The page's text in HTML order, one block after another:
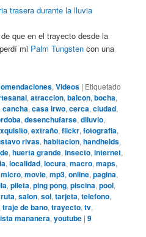
que en el trayecto desde la
mi Palm Tungsten con una
,Videos | Etiquetado
,atraccion,balcon,bocha,
,cancha,casa irwo,cerca,ciudad,
,desenchufarse,diluvio,
,extraño,flickr,fotografia,
rivas,habitacion,handhelds,
,huerta grande,insecto,internet,
,localidad,locura,macro,maps,
micro,movie,mp3,online,pagina,
,pileta,ping pong,piscina,pool,
ruta,salon,sol,tarjeta,telefono,
,traje de bano,trayecto,tv,
mananera,youtube |9